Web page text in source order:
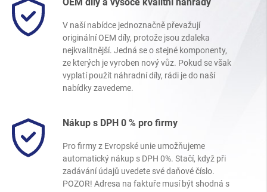
V naší nabídce jednoznačně převažují
originální OEM díly, protože jsou zdaleka
nejkvalitnější. Jedná se o stejné komponenty,
ze kterých je vyroben nový vůz. Pokud se však
vyplatí použít náhradní díly, rádi je do naší
nabídky zavedeme.
Nákup s DPH 0 % pro firmy
Pro firmy z Evropské unie umožňujeme
automatický nákup s DPH 0%. Stačí, když při
zadávání údajů uvedete své daňové číslo.
POZOR! Adresa na faktuře musí být shodná s